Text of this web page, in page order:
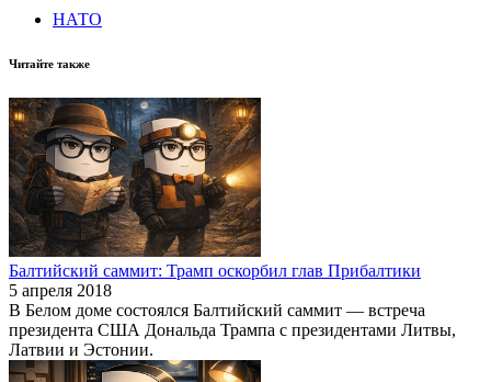
НАТО
Читайте также
Балтийский саммит: Трамп оскорбил глав Прибалтики
5 апреля 2018
В Белом доме состоялся Балтийский саммит — встреча
президента США Дональда Трампа с президентами Литвы,
Латвии и Эстонии.